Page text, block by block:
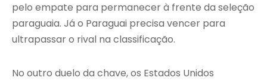
pelo empate para permanecer à frente da seleção
paraguaia. Já o Paraguai precisa vencer para
ultrapassar o rival na classificação.
No outro duelo da chave, os Estados Unidos